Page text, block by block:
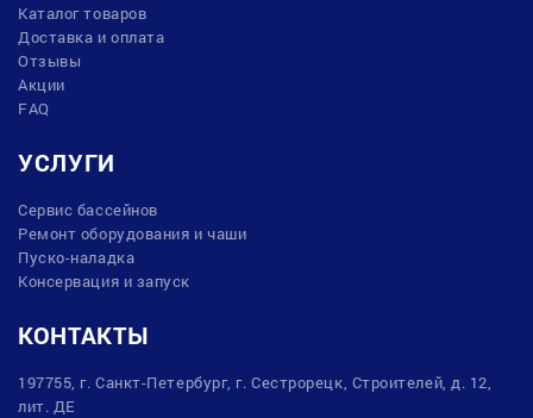
Каталог товаров
Доставка и оплата
Отзывы
Акции
FAQ
УСЛУГИ
Сервис бассейнов
Ремонт оборудования и чаши
Пуско-наладка
Консервация и запуск
КОНТАКТЫ
197755, г. Санкт-Петербург, г. Сестрорецк, Строителей, д. 12,
лит. ДЕ